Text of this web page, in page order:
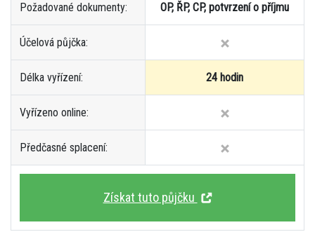
Požadované dokumenty: OP, ŘP, CP, potvrzení o příjmu
Účelová půjčka:
Délka vyřízení: 24 hodin
Vyřízeno online:
Předčasné splacení:
Získat tuto půjčku